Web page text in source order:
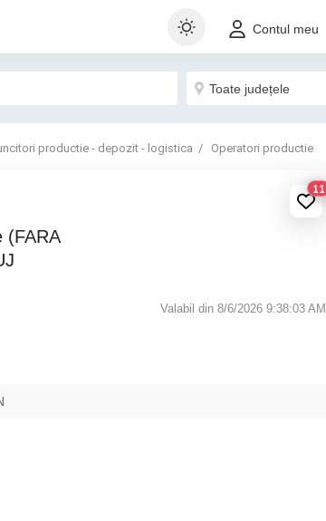
Contul meu
productie - depozit - logistica Operatori productie
11
Valabil din 8/6/2026 9:38:03 AM